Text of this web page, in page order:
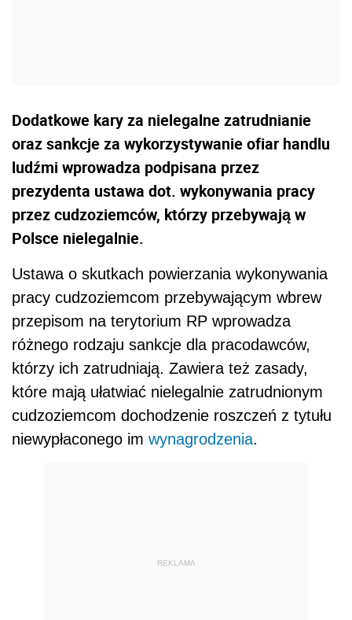
Dodatkowe kary za nielegalne zatrudnianie
oraz sankcje za wykorzystywanie ofiar handlu
ludźmi wprowadza podpisana przez
prezydenta ustawa dot. wykonywania pracy
przez cudzoziemców, którzy przebywają w
Polsce nielegalnie.
Ustawa o skutkach powierzania wykonywania
pracy cudzoziemcom przebywającym wbrew
przepisom na terytorium RP wprowadza
różnego rodzaju sankcje dla pracodawców,
którzy ich zatrudniają. Zawiera też zasady,
które mają ułatwiać nielegalnie zatrudnionym
cudzoziemcom dochodzenie roszczeń z tytułu
niewypłaconego im wynagrodzenia.
REKLAMA